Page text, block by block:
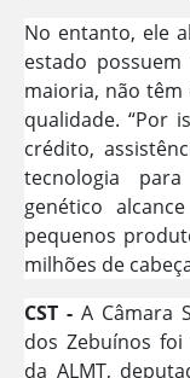
No entanto, ele
estado
maioria, não
qualidade. “Por
crédito,
tecnologia
genético
pequenos
milhões de
CST - A Câmara
dos Zebuínos
da ALMT,